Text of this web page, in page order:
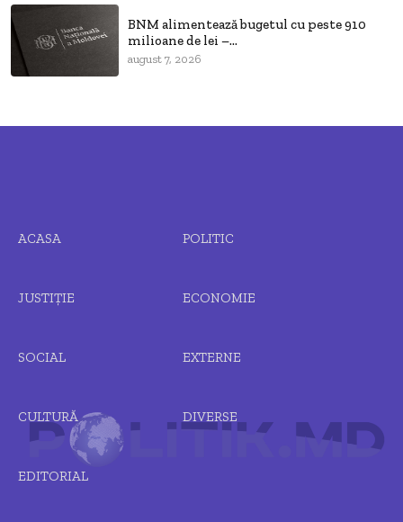
BNM alimentează bugetul cu peste 910
milioane de lei –...
august 7, 2026
ACASA POLITIC
JUSTIȚIE ECONOMIE
SOCIAL EXTERNE
CULTURĂ DIVERSE
EDITORIAL